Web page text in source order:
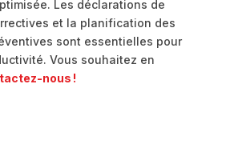
Les déclarations de
et la planification des
sont essentielles pour
Vous souhaitez en
nous !